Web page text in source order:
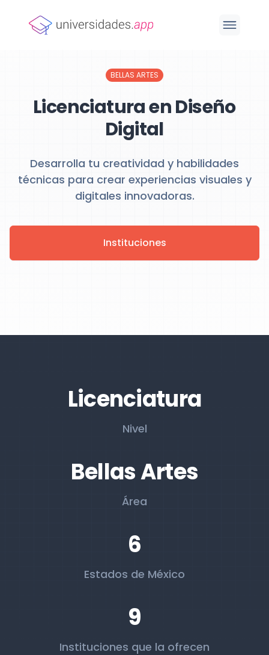
BELLAS ARTES
Licenciatura en Diseño
Digital
Desarrolla tu creatividad y habilidades
técnicas para crear experiencias visuales y
digitales innovadoras.
Instituciones
Licenciatura
Nivel
Bellas Artes
Área
6
Estados de México
9
Instituciones que la ofrecen